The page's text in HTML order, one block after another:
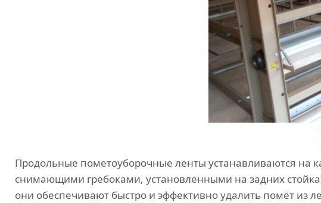
Продольные пометоуборочные ленты устанавливаются на
снимающими гребоками, установленными на задних
они обеспечивают быстро и эффективно удалить помёт из